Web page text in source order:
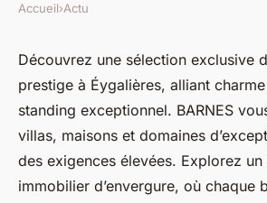
Immobilier de luxe à
eygalières :
propriétés barnes
Samuel•3 septembre 2025•3 min de
Accueil›Actu
Découvrez une sélection exclusive
prestige à Éygalières, alliant
standing exceptionnel. BARNES
villas, maisons et domaines
des exigences élevées. Explorez un
immobilier d’envergure, où chaque